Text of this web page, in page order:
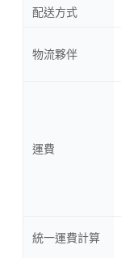
配送方式
物流夥伴
運費
統一運費計算